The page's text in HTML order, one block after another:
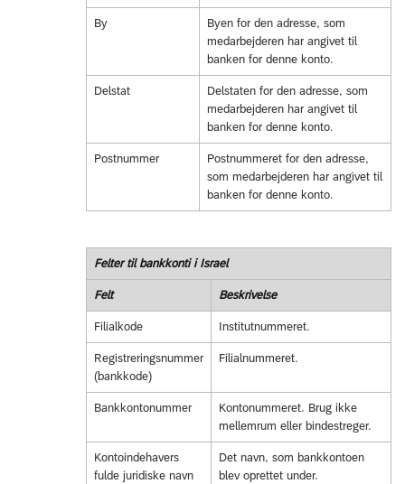
By
Byen for den adresse, som
medarbejderen har angivet til
banken for denne konto.
Delstat
Delstaten for den adresse, som
medarbejderen har angivet til
banken for denne konto.
Postnummer
Postnummeret for den adresse,
som medarbejderen har angivet til
banken for denne konto.
Felter til bankkonti i Israel
Felt Beskrivelse
Filialkode Institutnummeret.
Registreringsnummer
(bankkode)
Filialnummeret.
Bankkontonummer
Kontonummeret. Brug ikke
mellemrum eller bindestreger.
Kontoindehavers
fulde juridiske navn
Det navn, som bankkontoen
blev oprettet under.